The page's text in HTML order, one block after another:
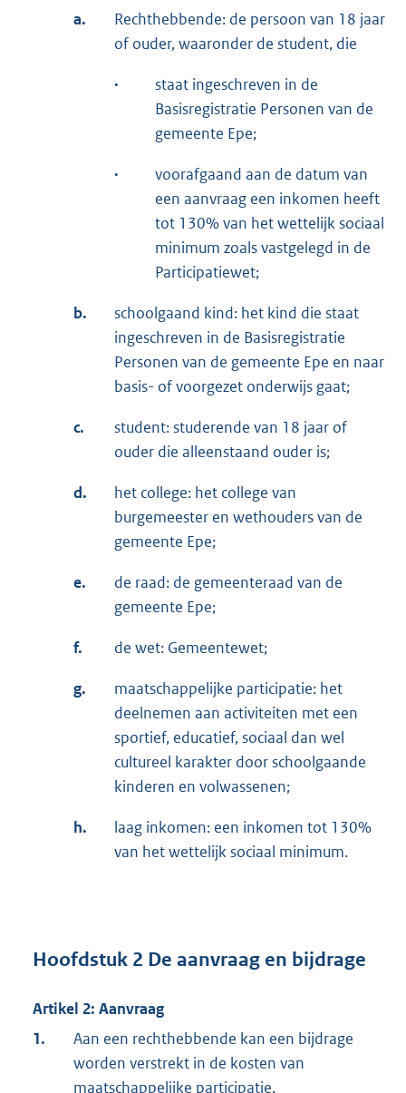
a.
Rechthebbende: de persoon van 18 jaar
of ouder, waaronder de student, die
·
staat ingeschreven in de
Basisregistratie Personen van de
gemeente Epe;
·
voorafgaand aan de datum van
een aanvraag een inkomen heeft
tot 130% van het wettelijk sociaal
minimum zoals vastgelegd in de
Participatiewet;
b.
schoolgaand kind: het kind die staat
ingeschreven in de Basisregistratie
Personen van de gemeente Epe en naar
basis- of voorgezet onderwijs gaat;
c.
student: studerende van 18 jaar of
ouder die alleenstaand ouder is;
d.
het college: het college van
burgemeester en wethouders van de
gemeente Epe;
e.
de raad: de gemeenteraad van de
gemeente Epe;
f. de wet: Gemeentewet;
g.
maatschappelijke participatie: het
deelnemen aan activiteiten met een
sportief, educatief, sociaal dan wel
cultureel karakter door schoolgaande
kinderen en volwassenen;
h.
laag inkomen: een inkomen tot 130%
van het wettelijk sociaal minimum.
Hoofdstuk 2 De aanvraag en bijdrage
Artikel 2: Aanvraag
1.
Aan een rechthebbende kan een bijdrage
worden verstrekt in de kosten van
maatschappelijke participatie.